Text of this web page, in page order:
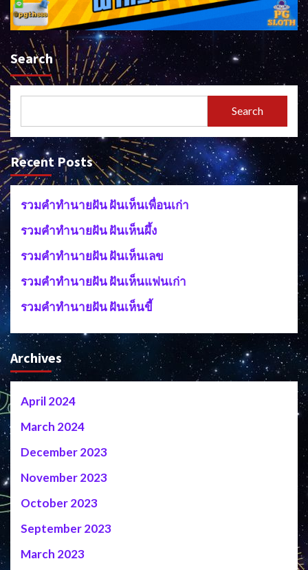
Search
Search
Recent Posts
รวมคำทำนายฝัน ฝันเห็นเพื่อนเก่า
รวมคำทำนายฝัน ฝันเห็นผึ้ง
รวมคำทำนายฝัน ฝันเห็นเลข
รวมคำทำนายฝัน ฝันเห็นแฟนเก่า
รวมคำทำนายฝัน ฝันเห็นขี้
Archives
April 2024
March 2024
December 2023
November 2023
October 2023
September 2023
March 2023